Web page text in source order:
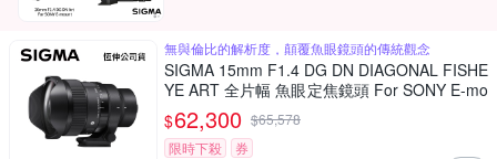
無與倫比的解析度，顛覆魚眼鏡頭的傳統觀念
SIGMA 15mm F1.4 DG DN DIAGONAL FISHE
YE ART 全片幅 魚眼定焦鏡頭 For SONY E-mo
unt (公司貨)
$62,300 $65,578
限時下殺
券